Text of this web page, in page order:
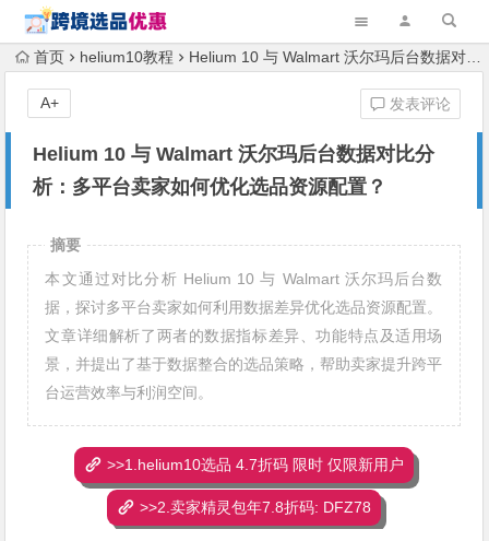
首页 helium10教程 Helium 10 与 Walmart 沃尔玛后台数据对比分析：多平台卖家如何优化选品资源配置？
Helium 10 与 Walmart 沃尔玛后台数据对比分
析：多平台卖家如何优化选品资源配置？
发表评论
A+
摘要
本文通过对比分析 Helium 10 与 Walmart 沃尔玛后台数
据，探讨多平台卖家如何利用数据差异优化选品资源配置。
文章详细解析了两者的数据指标差异、功能特点及适用场
景，并提出了基于数据整合的选品策略，帮助卖家提升跨平
台运营效率与利润空间。
>>1.helium10选品 4.7折码 限时 仅限新用户
>>2.卖家精灵包年7.8折码: DFZ78